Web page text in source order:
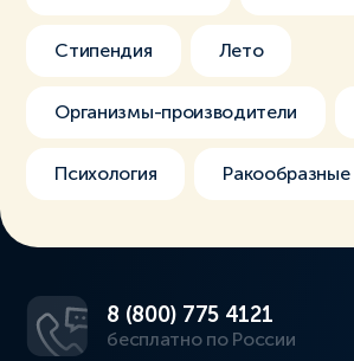
Стипендия Лето
Организмы-производители
Психология Ракообразные
8 (800) 775 4121
бесплатно по России